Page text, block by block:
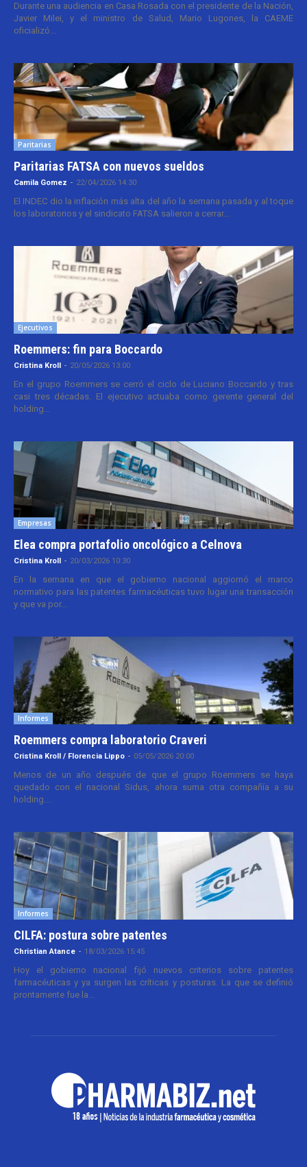
Durante una audiencia en Casa Rosada con el presidente de la Nación,
Javier Milei, y el ministro de Salud, Mario Lugones, la CAEME
oficializó...
Paritarias
Paritarias FATSA con nuevos sueldos
Camila Gomez - 22/04/2026 14:30
El INDEC dio la inflación más alta del año la semana pasada y al toque
los laboratorios y el sindicato FATSA salieron a cerrar...
Ejecutivos
Roemmers: fin para Boccardo
Cristina Kroll - 20/05/2026 13:00
En el grupo Roemmers se cerró el ciclo de Luciano Boccardo y tras
casi tres décadas. El ejecutivo actuaba como gerente general del
holding...
Empresas
Elea compra portafolio oncológico a Celnova
Cristina Kroll - 20/03/2026 10:30
En la semana en que el gobierno nacional aggiornó el marco
normativo para las patentes farmacéuticas tuvo lugar una transacción
y que va por...
Informes
Roemmers compra laboratorio Craveri
Cristina Kroll / Florencia Lippo - 05/05/2026 20:00
Menos de un año después de que el grupo Roemmers se haya
quedado con el nacional Sidus, ahora suma otra compañía a su
holding....
Informes
CILFA: postura sobre patentes
Christian Atance - 18/03/2026 15:45
Hoy el gobierno nacional fijó nuevos criterios sobre patentes
farmacéuticas y ya surgen las críticas y posturas. La que se definió
prontamente fue la...